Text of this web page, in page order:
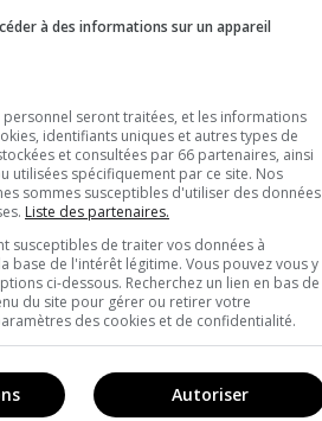
à des informations sur un appareil
seront traitées, et les informations
identifiants uniques et autres types de
et consultées par 66 partenaires, ainsi
utilisées spécifiquement par ce site. Nos
sommes susceptibles d'utiliser des données
Liste des partenaires.
susceptibles de traiter vos données à
base de l'intérêt légitime. Vous pouvez vous y
ci-dessous. Recherchez un lien en bas de
du site pour gérer ou retirer votre
des cookies et de confidentialité.
Autoriser